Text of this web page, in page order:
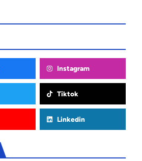
Instagram
Tiktok
Linkedin